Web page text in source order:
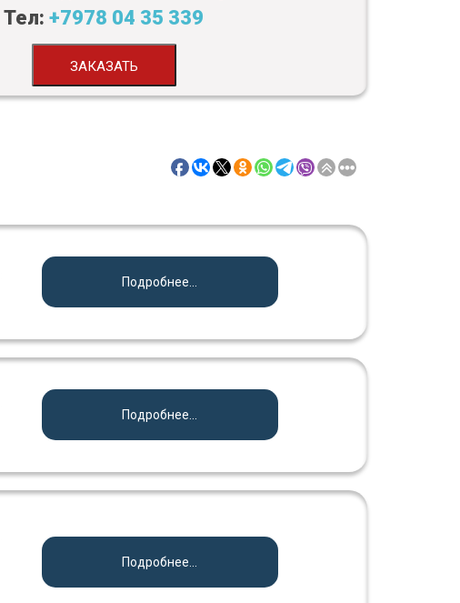
Тел: +7978 04 35 339
ЗАКАЗАТЬ
Подробнее...
Подробнее...
Подробнее...